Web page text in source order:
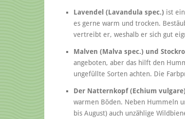
Lavendel (Lavandula spec.) ist
es gerne warm und trocken.
vertreibt er, weshalb er sich gut
Malven (Malva spec.) und
angeboten, aber das hilft den
ungefüllte Sorten achten. Die
Der Natternkopf (Echium vulgare)
warmen Böden. Neben Hummeln
bis August) auch unzählige